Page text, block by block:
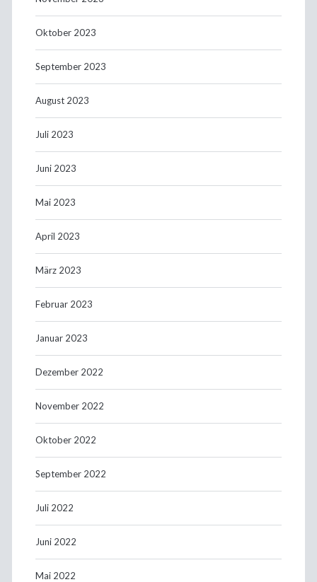
Oktober 2023
September 2023
August 2023
Juli 2023
Juni 2023
Mai 2023
April 2023
März 2023
Februar 2023
Januar 2023
Dezember 2022
November 2022
Oktober 2022
September 2022
Juli 2022
Juni 2022
Mai 2022